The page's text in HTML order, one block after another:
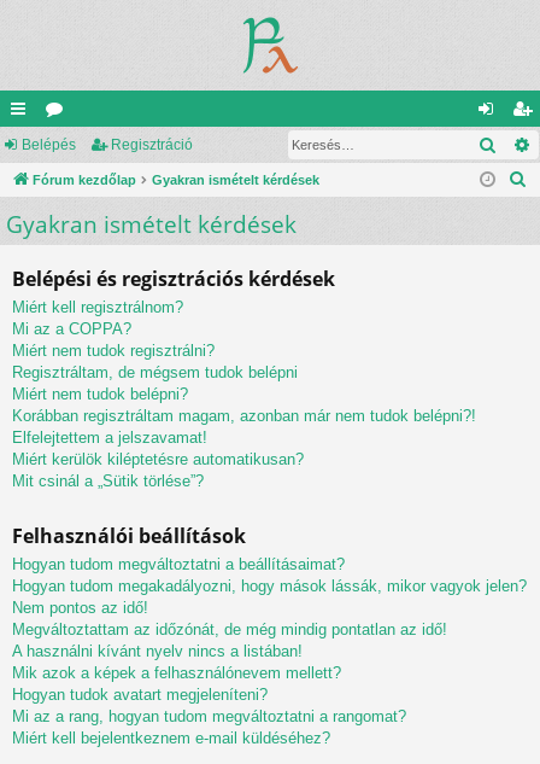
yo
rs
lin
k
ór
u
m
el
ép
eg
is
Belépés Regisztráció
Fórum kezdőlap Gyakran ismételt kérdések
Gyakran ismételt kérdések
Belépési és regisztrációs kérdések
Miért kell regisztrálnom?
Mi az a COPPA?
Miért nem tudok regisztrálni?
Regisztráltam, de mégsem tudok belépni
Miért nem tudok belépni?
Korábban regisztráltam magam, azonban már nem tudok belépni?!
Elfelejtettem a jelszavamat!
Miért kerülök kiléptetésre automatikusan?
Mit csinál a „Sütik törlése”?
Felhasználói beállítások
Hogyan tudom megváltoztatni a beállításaimat?
Hogyan tudom megakadályozni, hogy mások lássák, mikor vagyok jelen?
Nem pontos az idő!
Megváltoztattam az időzónát, de még mindig pontatlan az idő!
A használni kívánt nyelv nincs a listában!
Mik azok a képek a felhasználónevem mellett?
Hogyan tudok avatart megjeleníteni?
Mi az a rang, hogyan tudom megváltoztatni a rangomat?
Miért kell bejelentkeznem e-mail küldéséhez?